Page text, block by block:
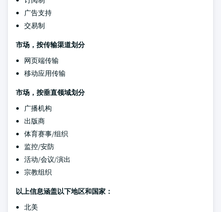
广告支持
交易制
市场，按传输渠道划分
网页端传输
移动应用传输
市场，按垂直领域划分
广播机构
出版商
体育赛事/组织
监控/安防
活动/会议/演出
宗教组织
以上信息涵盖以下地区和国家：
北美